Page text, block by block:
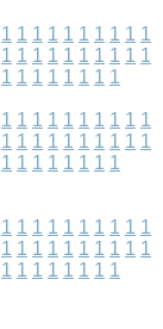
1 1 1 1 1 1 1 1 1 1
1 1 1 1 1 1 1 1 1 1
1 1 1 1 1 1 1 1
1 1 1 1 1 1 1 1 1 1
1 1 1 1 1 1 1 1 1 1
1 1 1 1 1 1 1 1
1 1 1 1 1 1 1 1 1 1
1 1 1 1 1 1 1 1 1 1
1 1 1 1 1 1 1 1